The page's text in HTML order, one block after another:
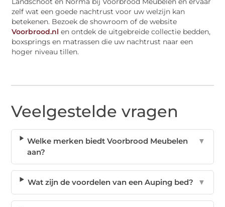
zelf wat een goede nachtrust voor uw welzijn kan
betekenen. Bezoek de showroom of de website
Voorbrood.nl en ontdek de uitgebreide collectie bedden,
boxsprings en matrassen die uw nachtrust naar een
hoger niveau tillen.
Veelgestelde vragen
Welke merken biedt Voorbrood Meubelen
aan?
▼
Wat zijn de voordelen van een Auping bed? ▼